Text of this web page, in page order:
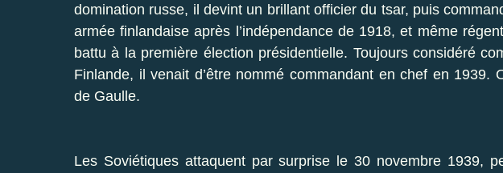
domination russe, il devint un brillant officier du tsar, puis
armée finlandaise après l’indépendance de 1918, et même
battu à la première élection présidentielle. Toujours considéré
Finlande, il venait d’être nommé commandant en chef en 1939.
de Gaulle.
Les Soviétiques attaquent par surprise le 30 novembre 1939,